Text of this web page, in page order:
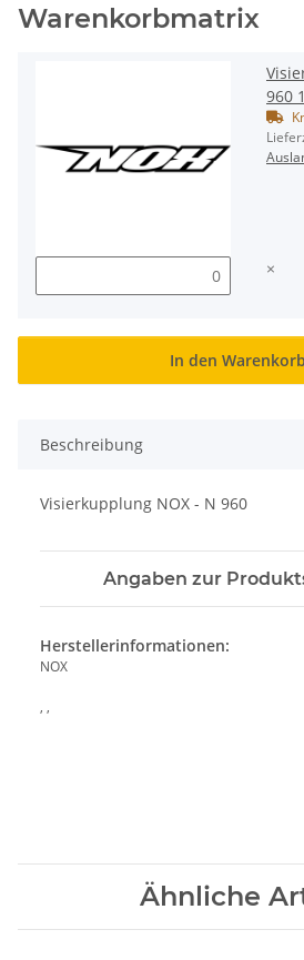
Warenkorbmatrix
960 1
×
In den Warenkorb
Beschreibung
Visierkupplung NOX - N 960
Angaben zur
Herstellerinformationen:
NOX
, ,
Ähnliche